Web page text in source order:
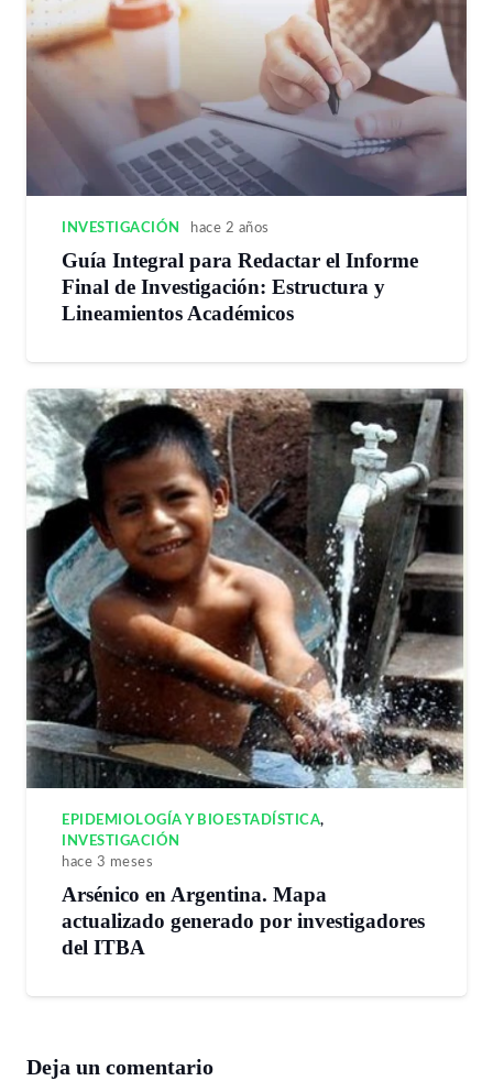
INVESTIGACIÓN hace 2 años
Guía Integral para Redactar el Informe
Final de Investigación: Estructura y
Lineamientos Académicos
EPIDEMIOLOGÍA Y BIOESTADÍSTICA,
INVESTIGACIÓN
hace 3 meses
Arsénico en Argentina. Mapa
actualizado generado por investigadores
del ITBA
Deja un comentario